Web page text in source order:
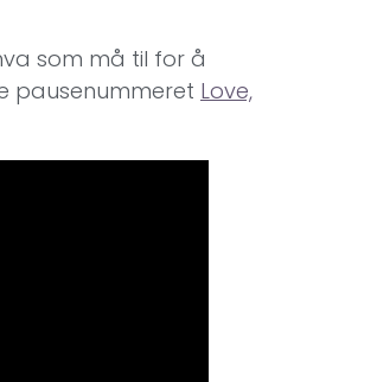
som må til for å
pausenummeret Love,